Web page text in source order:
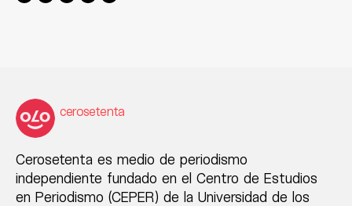
cerosetenta
Cerosetenta es medio de periodismo
independiente fundado en el Centro de Estudios
en Periodismo (CEPER) de la Universidad de los